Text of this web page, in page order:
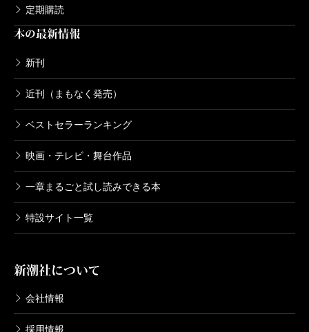
定期購読
本の最新情報
新刊
近刊（まもなく発売）
ベストセラーランキング
映画・テレビ・舞台作品
一章まるごと試し読みできる本
特設サイト一覧
新潮社について
会社情報
採用情報